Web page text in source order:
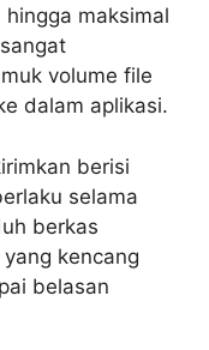
maksimal
volume file
dalam aplikasi.
berisi
selama
berkas
kencang
belasan